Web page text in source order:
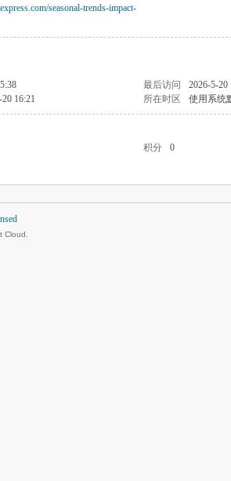
seasonal-trends-impact-
最后访问
2026-5-20
16:21 所在时区 使用系统
积分
0
Cloud.